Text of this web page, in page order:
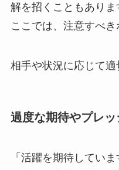
解を招くこともありま
ここでは、注意すべき
相手や状況に応じて適
過度な期待やプレ
「活躍を期待してい